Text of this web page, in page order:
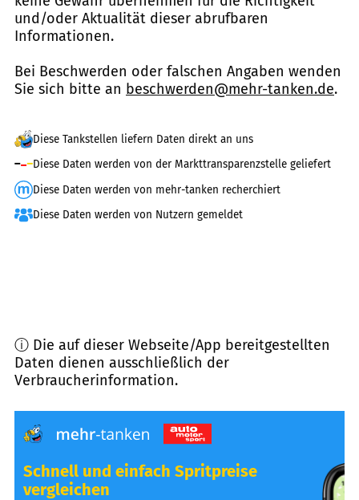
und/oder Aktualität dieser abrufbaren
Informationen.
Bei Beschwerden oder falschen Angaben wenden
Sie sich bitte an beschwerden@mehr-tanken.de.
Diese Tankstellen liefern Daten direkt an uns
Diese Daten werden von der Markttransparenzstelle geliefert
Diese Daten werden von mehr-tanken recherchiert
Diese Daten werden von Nutzern gemeldet
ⓘ Die auf dieser Webseite/App bereitgestellten
Daten dienen ausschließlich der
Verbraucherinformation.
Schnell und einfach Spritpreise
vergleichen